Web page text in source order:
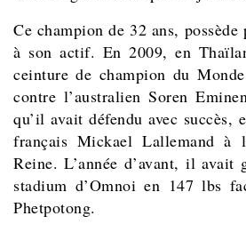
Ce champion de 32 ans, possède
à son actif. En 2009, en
ceinture de champion du
contre l’australien Soren
qu’il avait défendu avec succès,
français Mickael Lallemand à
Reine. L’année d’avant, il avait
stadium d’Omnoi en 147 lbs
Phetpotong.